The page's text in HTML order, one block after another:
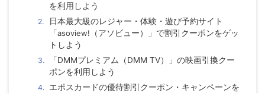
を利用しよう
日本最大級のレジャー・体験・遊び予約サイト
「asoview! （アソビュー）」で割引クーポンをゲッ
トしよう
「DMMプレミアム（DMM TV）」の映画引換クー
ポンを利用しよう
エポスカードの優待割引クーポン・キャンペーンを